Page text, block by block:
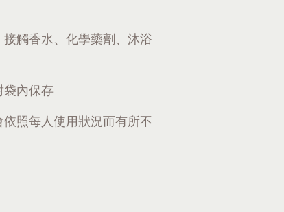
觸香水、化學藥劑、沐浴
袋內保存
照每人使用狀況而有所不